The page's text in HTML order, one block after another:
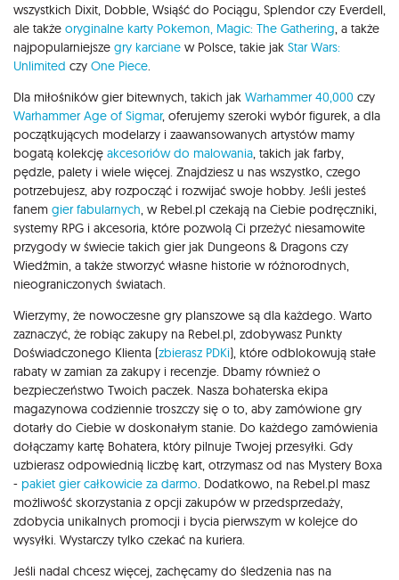
wszystkich Dixit, Dobble, Wsiąść do Pociągu, Splendor czy Everdell,
ale także oryginalne karty Pokemon, Magic: The Gathering , a także
najpopularniejsze gry karciane w Polsce, takie jak Star Wars:
Unlimited czy One Piece
Dla miłośników gier bitewnych, takich jak Warhammer 40,000 czy
Warhammer Age of Sigmar, oferujemy szeroki wybór figurek, a dla
początkujących modelarzy i zaawansowanych artystów mamy
bogatą kolekcję akcesoriów do malowania , takich jak farby,
pędzle, palety i wiele więcej. Znajdziesz u nas wszystko, czego
potrzebujesz, aby rozpocząć i rozwijać swoje hobby. Jeśli jesteś
fanem gier fabularnych , w Rebel.pl czekają na Ciebie podręczniki,
systemy RPG i akcesoria, które pozwolą Ci przeżyć niesamowite
przygody w świecie takich gier jak Dungeons & Dragons czy
Wiedźmin, a także stworzyć własne historie w różnorodnych,
nieograniczonych światach.
Wierzymy, że nowoczesne gry planszowe są dla każdego. Warto
zaznaczyć, że robiąc zakupy na Rebel.pl, zdobywasz Punkty
Doświadczonego Klienta (zbierasz PDKi), które odblokowują stałe
rabaty w zamian za zakupy i recenzje. Dbamy również o
bezpieczeństwo Twoich paczek. Nasza bohaterska ekipa
magazynowa codziennie troszczy się o to, aby zamówione gry
dotarły do Ciebie w doskonałym stanie. Do każdego zamówienia
dołączamy kartę Bohatera, który pilnuje Twojej przesyłki. Gdy
uzbierasz odpowiednią liczbę kart, otrzymasz od nas Mystery Boxa
- pakiet gier całkowicie za darmo . Dodatkowo, na Rebel.pl masz
możliwość skorzystania z opcji zakupów w przedsprzedaży,
zdobycia unikalnych promocji i bycia pierwszym w kolejce do
wysyłki. Wystarczy tylko czekać na kuriera.
Jeśli nadal chcesz więcej, zachęcamy do śledzenia nas na